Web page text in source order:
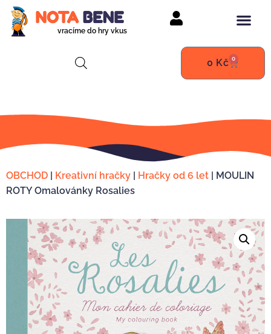
vracíme do hry vkus
0 Kč 0
OBCHOD | Kreativní hračky | Hračky od 6 let | MOULIN
ROTY Omalovánky Rosalies